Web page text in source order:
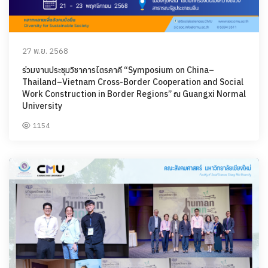
27 พ.ย. 2568
ร่วมงานประชุมวิชาการไตรภาคี “Symposium on China–
Thailand–Vietnam Cross-Border Cooperation and Social
Work Construction in Border Regions” ณ Guangxi Normal
University
1154